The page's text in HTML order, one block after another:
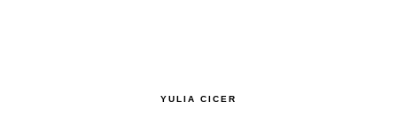
YULIA CICER